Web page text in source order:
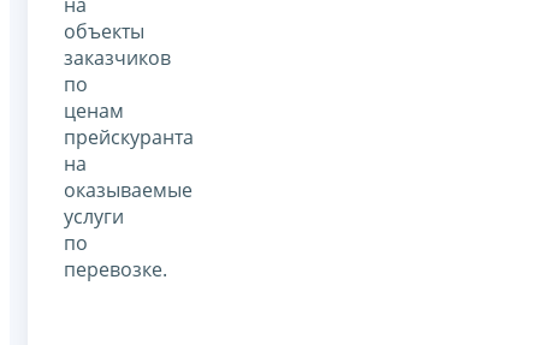
объекты
заказчиков
по
ценам
прейскуранта
на
оказываемые
услуги
по
перевозке.